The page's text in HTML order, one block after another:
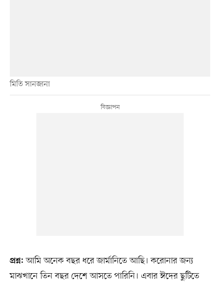
মিতি সানজানা
প্রশ্ন:আমি অনেক বছর ধরে জার্মানিতে আছি। করোনার জন্য
মাঝখানে তিন বছর দেশে আসতে পারিনি। এবার ঈদের ছুটিতে